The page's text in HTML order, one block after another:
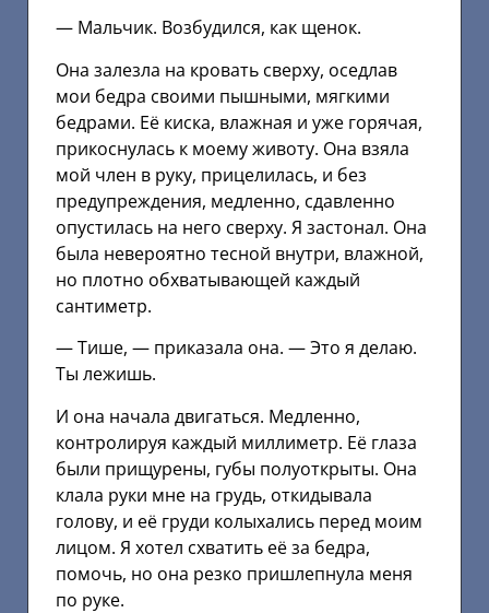
— Мальчик. Возбудился, как щенок.
Она залезла на кровать сверху, оседлав
мои бедра своими пышными, мягкими
бедрами. Её киска, влажная и уже горячая,
прикоснулась к моему животу. Она взяла
мой член в руку, прицелилась, и без
предупреждения, медленно, сдавленно
опустилась на него сверху. Я застонал. Она
была невероятно тесной внутри, влажной,
но плотно обхватывающей каждый
сантиметр.
— Тише, — приказала она. — Это я делаю.
Ты лежишь.
И она начала двигаться. Медленно,
контролируя каждый миллиметр. Её глаза
были прищурены, губы полуоткрыты. Она
клала руки мне на грудь, откидывала
голову, и её груди колыхались перед моим
лицом. Я хотел схватить её за бедра,
помочь, но она резко пришлепнула меня
по руке.